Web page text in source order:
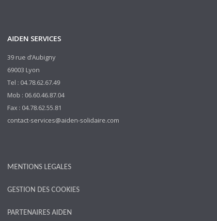
AIDEN SERVICES
39 rue d’Aubigny
69003 Lyon
Tel : 04.78.62.67.49
Mob : 06.60.46.87.04
Fax : 04.78.62.55.81
contact-services@aiden-solidaire.com
MENTIONS LEGALES
GESTION DES COOKIES
PARTENAIRES AIDEN